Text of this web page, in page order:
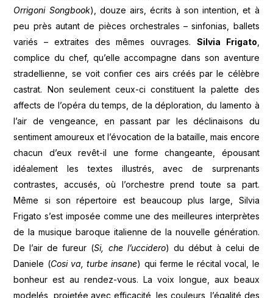
Orrigoni Songbook), douze airs, écrits à son intention, et à
peu près autant de pièces orchestrales – sinfonias, ballets
variés – extraites des mêmes ouvrages. Silvia Frigato
complice du chef, qu’elle accompagne dans son aventure
stradellienne, se voit confier ces airs créés par le célèbre
castrat. Non seulement ceux-ci constituent la palette des
affects de l’opéra du temps, de la déploration, du lamento à
l’air de vengeance, en passant par les déclinaisons du
sentiment amoureux et l’évocation de la bataille, mais encore
chacun d’eux revêt-il une forme changeante, épousant
idéalement les textes illustrés, avec de surprenants
contrastes, accusés, où l’orchestre prend toute sa part.
Même si son répertoire est beaucoup plus large, Silvia
Frigato s’est imposée comme une des meilleures interprètes
de la musique baroque italienne de la nouvelle génération.
De l’air de fureur (Si, che l’uccidero) du début à celui de
Daniele (Cosi va, turbe insane) qui ferme le récital vocal, le
bonheur est au rendez-vous. La voix longue, aux beaux
modelés, projetée avec efficacité, les couleurs, l’égalité des